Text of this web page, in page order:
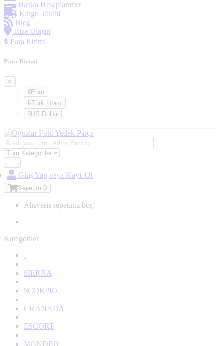
Banka Hesaplarımız
Kargo Takibi
Blog
Bize Ulaşın
₺ Para Birimi
Para Birimi
×
€Euro
₺Türk Lirası
$US Dollar
Giriş Yap veya Kayıt Ol
Sepetim 0
Alışveriş sepetiniz boş!
Kategoriler
SİERRA
SCORPİO
GRANADA
ESCORT
MONDEO